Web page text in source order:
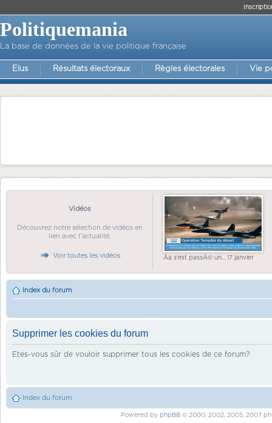
Politiquemania
La base de données de la vie politique française
Elus Résultats électoraux Règles électorales Vie
Vidéos
Découvrez notre sélection de vidéos en
lien avec l'actualité.
Voir toutes les vidéos Ãa s'est passÃ© un... 17 janvier
Index du forum
Supprimer les cookies du forum
Etes-vous sûr de vouloir supprimer tous les cookies de ce forum?
Index du forum
Powered by phpBB© 2000, 2002, 2005, 2007